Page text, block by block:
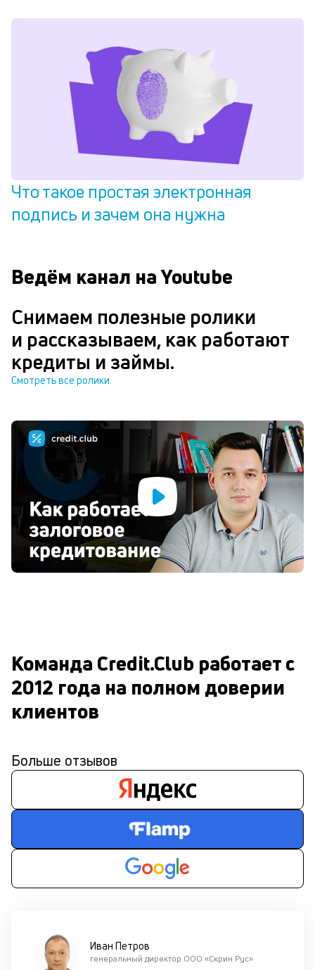
Что такое простая электронная
подпись и зачем она нужна
Ведём канал на Youtube
Снимаем полезные ролики
и рассказываем, как работают
кредиты и займы.
Смотреть все ролики
Команда Credit.Club работает с
2012 года на полном доверии
клиентов
Больше отзывов
Иван Петров
генеральный директор ООО «Скрин Рус»